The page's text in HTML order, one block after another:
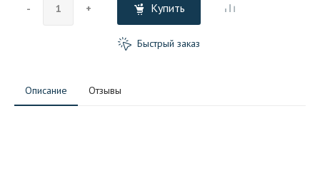
- + Купить
Быстрый заказ
Описание Отзывы